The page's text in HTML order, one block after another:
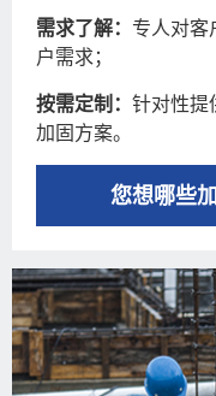
需求了解： 专人对客
户需求；
按需定制： 针对性提
加固方案。
您想哪些